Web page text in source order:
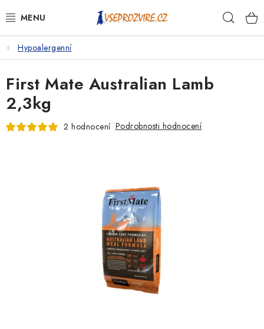
na
PSI
KOČKY
KONĚ
KRÁLÍCI/HLODAVCI/PTÁCI
Hypoalergenní
First Mate Australian Lamb
2,3kg
2 hodnocení Podrobnosti hodnocení